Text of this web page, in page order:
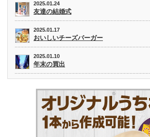
2025.01.24
友達の結婚式
2025.01.17
おいしいチーズバーガー
2025.01.10
年末の買出